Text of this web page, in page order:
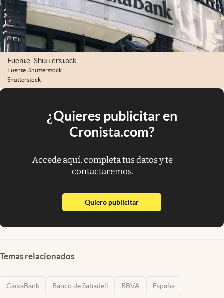
Fuente: Shutterstock
Fuente: Shutterstock
Shutterstock
¿Quieres publicitar en
Cronista.com?
Accede aquí, completa tus datos y te
contactaremos.
Quiero publicitarabre en nueva pestaña
Temas relacionados
CaixaBank Banco de Sabadell BBVA España